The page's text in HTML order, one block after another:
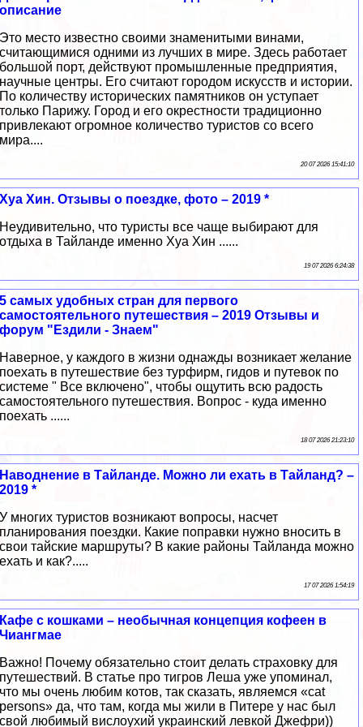
описание
Это место известно своими знаменитыми винами,
считающимися одними из лучших в мире. Здесь работает
большой порт, действуют промышленные предприятия,
научные центры. Его считают городом искусств и истории.
По количеству исторических памятников он уступает
только Парижу. Город и его окрестности традиционно
привлекают огромное количество туристов со всего
мира....
20 07 2026 15:41:10
Хуа Хин. Отзывы о поездке, фото – 2019 *
Неудивительно, что туристы все чаще выбирают для
отдыха в Тайланде именно Хуа Хин ......
19 07 2026 6:24:38
5 самых удобных стран для первого
самостоятельного путешествия – 2019 Отзывы и
форум "Ездили - Знаем"
Наверное, у каждого в жизни однажды возникает желание
поехать в путешествие без турфирм, гидов и путевок по
системе " Все включено", чтобы ощутить всю радость
самостоятельного путешествия. Вопрос - куда именно
поехать ......
18 07 2026 21:23:10
Наводнение в Тайланде. Можно ли ехать в Тайланд? –
2019 *
У многих туристов возникают вопросы, насчет
планирования поездки. Какие поправки нужно вносить в
свои тайские маршруты? В какие районы Тайланда можно
ехать и как?.....
17 07 2026 1:54:19
Кафе с кошками – необычная концепция кофеен в
Чиангмае
Важно! Почему обязательно стоит делать страховку для
путешествий. В статье про тигров Леша уже упоминал,
что мы очень любим котов, так сказать, являемся «cat
persons» да, что там, когда мы жили в Питере у нас был
свой любимый вислоухий украинский левкой Джефри))